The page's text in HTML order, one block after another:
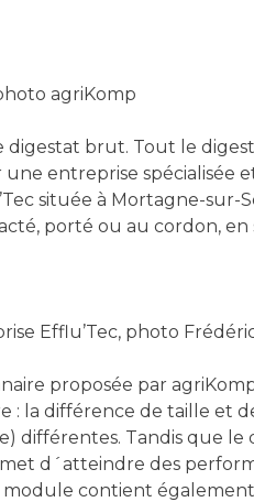
agriKomp
brut. Tout le
une entreprise spécialisée
située à Mortagne-sur-
porté ou au cordon, en
Efflu’Tec, photo
proposée par
: la différence de taille et
différentes. Tandis que le
d´atteindre des
contient